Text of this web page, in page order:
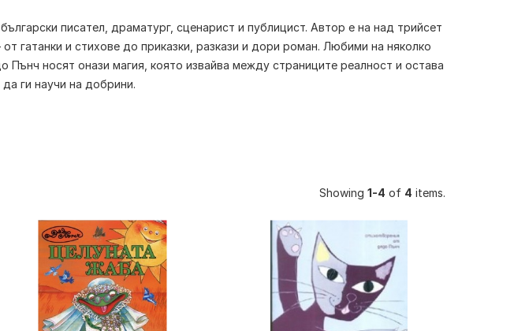
писател, драматург, сценарист и публицист. Автор е на над трийсет
гатанки и стихове до приказки, разкази и дори роман. Любими на няколко
носят онази магия, която извайва между страниците реалност и остава
ги научи на добрини.
Showing 1-4 of 4 items.